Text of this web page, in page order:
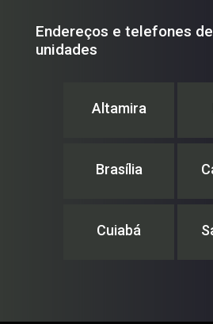
Endereços e telefones
unidades
Altamira
Brasília
Cuiabá